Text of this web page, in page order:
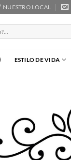
NUESTRO LOCAL
ESTILO DE VIDA